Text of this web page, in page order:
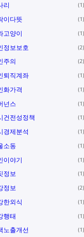
리 1
이다뜻 1
고양이 1
정보보호 2
주의 2
퇴직계좌 1
화가격 1
넌스 1
건전성정책 1
경제분석 1
소동 1
이야기 1
정보 1
정보 2
한외식 1
행태 1
노출개선 1